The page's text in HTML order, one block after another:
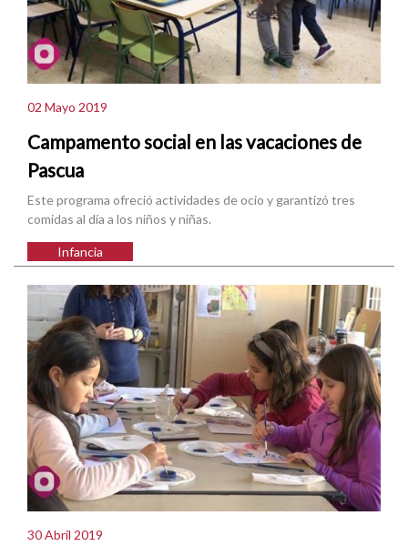
02 Mayo 2019
Campamento social en las vacaciones de
Pascua
Este programa ofreció actividades de ocio y garantizó tres
comidas al día a los niños y niñas.
Infancia
30 Abril 2019